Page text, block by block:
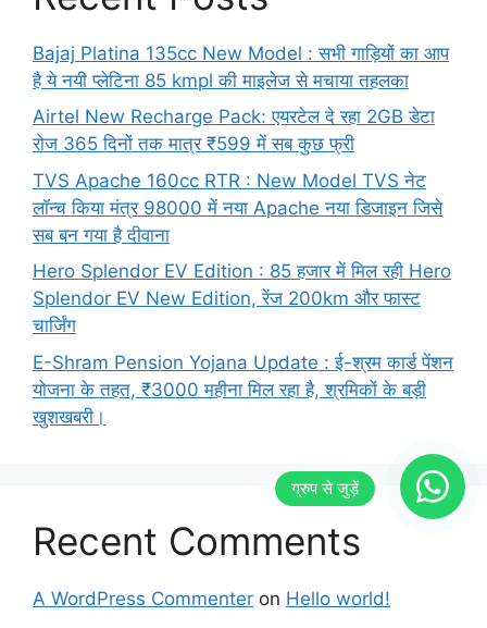
Bajaj Platina 135cc New Model : सभी गाड़ियों का आप
है ये नयी प्लेटिना 85 kmpl की माइलेज से मचाया तहलका
Airtel New Recharge Pack: एयरटेल दे रहा 2GB डेटा
रोज 365 दिनों तक मात्र ₹599 में सब कुछ फ्री
TVS Apache 160cc RTR : New Model TVS नेट
लॉन्च किया मंत्र 98000 में नया Apache नया डिजाइन जिसे
सब बन गया है दीवाना
Hero Splendor EV Edition : 85 हजार में मिल रही Hero
Splendor EV New Edition, रेंज 200km और फास्ट
चार्जिंग
E-Shram Pension Yojana Update : ई-श्रम कार्ड पेंशन
योजना के तहत, ₹3000 महीना मिल रहा है, श्रमिकों के बड़ी
खुशखबरी।
Recent Comments
A WordPress Commenter on Hello world!